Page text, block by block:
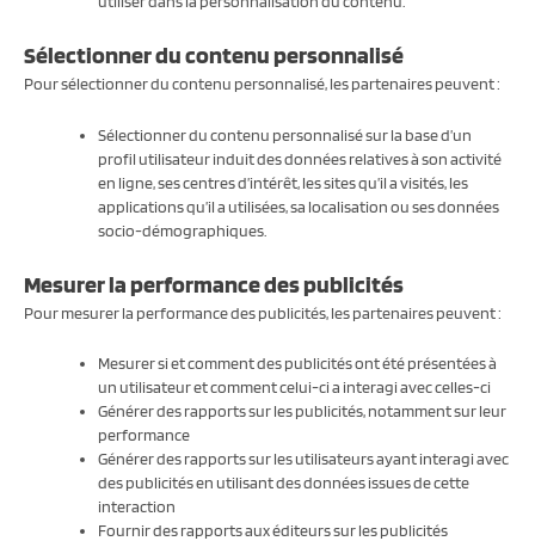
Sélectionner du contenu personnalisé
Pour sélectionner du contenu personnalisé, les partenaires peuvent :
Sélectionner du contenu personnalisé sur la base d’un
profil utilisateur induit des données relatives à son activité
en ligne, ses centres d’intérêt, les sites qu’il a visités, les
applications qu’il a utilisées, sa localisation ou ses données
socio-démographiques.
Mesurer la performance des publicités
Pour mesurer la performance des publicités, les partenaires peuvent :
Mesurer si et comment des publicités ont été présentées à
un utilisateur et comment celui-ci a interagi avec celles-ci
Générer des rapports sur les publicités, notamment sur leur
performance
Générer des rapports sur les utilisateurs ayant interagi avec
des publicités en utilisant des données issues de cette
interaction
Fournir des rapports aux éditeurs sur les publicités